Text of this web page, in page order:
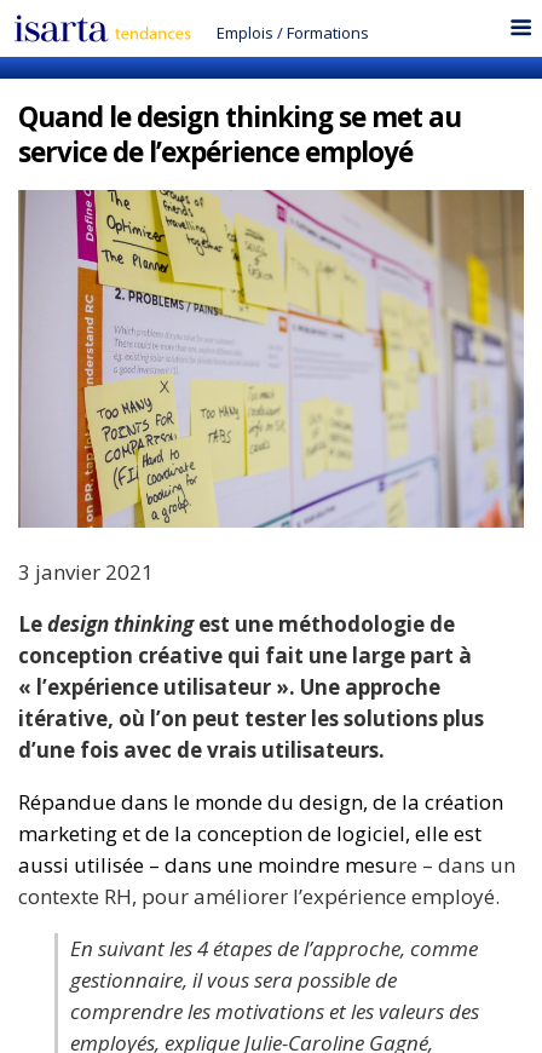
Emplois /Formations
Quand le design thinking se met au
service de l’expérience employé
3 janvier 2021
Ledesign thinkingest une méthodologie de
conception créative qui fait une large part à
« l’expérience utilisateur ». Une approche
itérative, où l’on peut tester les solutions plus
d’une fois avec de vrais utilisateurs.
Répandue dans le monde du design, de la création
marketing et de la conception de logiciel, elle est
aussi utilisée – dans une moindre mesure – dans un
contexte RH, pour améliorer l’expérience employé.
En suivant les 4 étapes de l’approche, comme
gestionnaire, il vous sera possible de
comprendre les motivations et les valeurs des
employés, explique Julie-Caroline Gagné,